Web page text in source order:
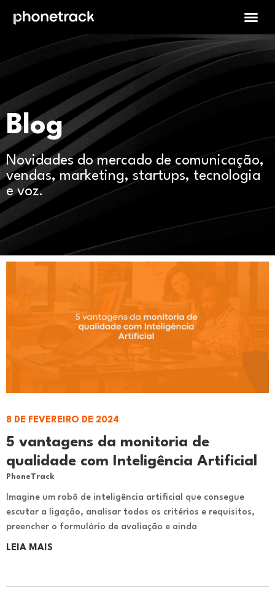
Blog
Novidades do mercado de comunicação,
vendas, marketing, startups, tecnologia
e voz.
5 vantagens da monitoria de
qualidade com Inteligência Artificial
PhoneTrack
8 DE FEVEREIRO DE 2024
Imagine um robô de inteligência artificial que consegue
escutar a ligação, analisar todos os critérios e requisitos,
preencher o formulário de avaliação e ainda
LEIA MAIS